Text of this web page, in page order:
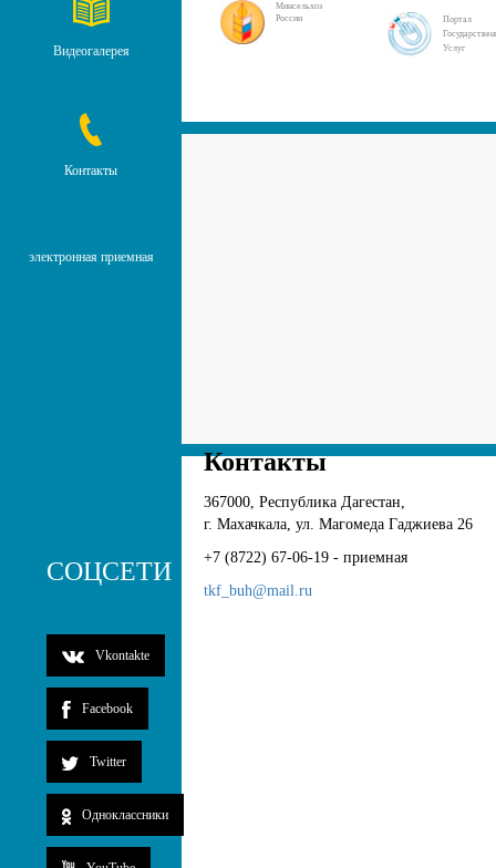
Видеогалерея
Контакты
электронная приемная
СОЦСЕТИ
Vkontakte
Facebook
Twitter
Одноклассники
Минсельхоз
России
Портал
Услуг
Контакты
367000, Республика Дагестан,
г. Махачкала, ул. Магомеда Гаджиева 26
+7 (8722) 67-06-19 - приемная
tkf_buh@mail.ru